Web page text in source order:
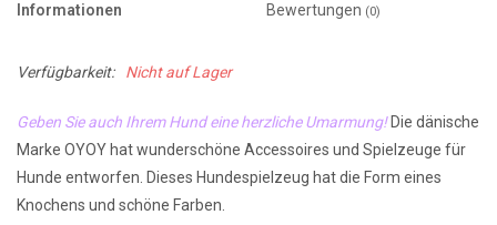
Informationen Bewertungen (0)
Verfügbarkeit: Nicht auf Lager
Geben Sie auch Ihrem Hund eine herzliche Umarmung!Die dänische
Marke OYOY hat wunderschöne Accessoires und Spielzeuge für
Hunde entworfen. Dieses Hundespielzeug hat die Form eines
Knochens und schöne Farben.